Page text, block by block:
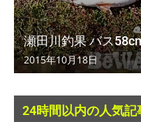
瀬田川釣果 バス
2015年10月18日
24時間以内の人気記